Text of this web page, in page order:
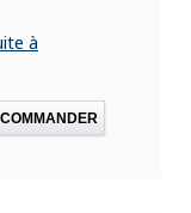
à
COMMANDER